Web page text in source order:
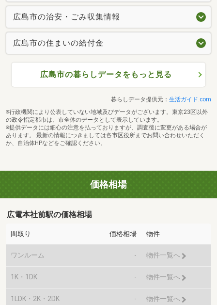
広島市の治安・ごみ収集情報
広島市の住まいの給付金
広島市の暮らしデータをもっと見る
暮らしデータ提供元： 生活ガイド.com
※行政機関により公表していない地域及びデータがございます。東京23区以外
の政令指定都市は、市全体のデータとして表示しています。
※提供データには細心の注意を払っておりますが、調査後に変更がある場合が
あります。 最新の情報につきましては各市区役所までお問い合わせいただく
か、自治体HPなどをご確認ください。
価格相場
広電本社前駅の価格相場
間取り 価格相場 物件
ワンルーム - 物件一覧へ
1K・1DK - 物件一覧へ
1LDK・2K・2DK - 物件一覧へ